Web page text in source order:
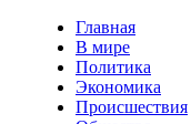
Главная
В мире
Политика
Экономика
Происшествия